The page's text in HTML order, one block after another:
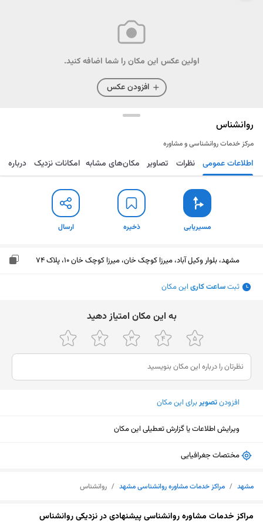
اولین عکس این مکان را شما اضافه کنید.
افزودن عکس
روانشناس
مرکز خدمات روانشناسی و مشاوره
مسیریابی ذخیره ارسال اطلاعات عمومی نظرات تصاویر مکان‌های مشابه امکانات نزدیک درباره
مسیریابی ذخیره ارسال
مشهد، بلوار وکیل آباد، میرزا کوچک خان، میرزا کوچک خان 10، پلاک 74
ثبتساعت کاری این مکان
ﺑﻪ اﯾﻦ ﻣﮑﺎن اﻣﺘﯿﺎز دﻫﯿﺪ
افزودنتصویربرای این مکان
ویرایش اطلاعات یا گزارش تعطیلی این مکان
مختصات جغرافیایی
مشهد / مراکز خدمات مشاوره روانشناسی مشهد / روانشناس
مراکز خدمات مشاوره روانشناسی پیشنهادی در نزدیکی روانشناس